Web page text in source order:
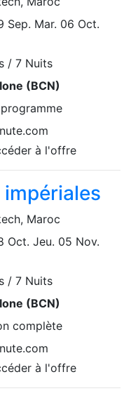
Sep. Mar. 06 Oct.
/ 7 Nuits
(BCN)
à l'offre
, Maroc
Oct. Jeu. 05 Nov.
/ 7 Nuits
(BCN)
complète
à l'offre